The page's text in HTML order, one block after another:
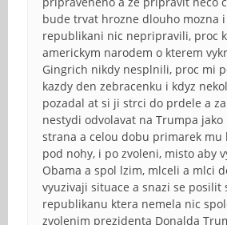
bude trvat hrozne dlouho mozna i
republikani nic nepripravili, proc
americkym narodem o kterem
Gingrich nikdy nesplnili, proc mi
kazdy den zebracenku i kdyz
pozadal at si ji strci do prdele a
nestydi odvolavat na Trumpa
strana a celou dobu primarek mu
pod nohy, i po zvoleni, misto aby
Obama a spol lzim, mlceli a mlci
vyuzivaji situace a snazi se posilit
republikanu ktera nemela nic
zvolenim prezidenta Donalda